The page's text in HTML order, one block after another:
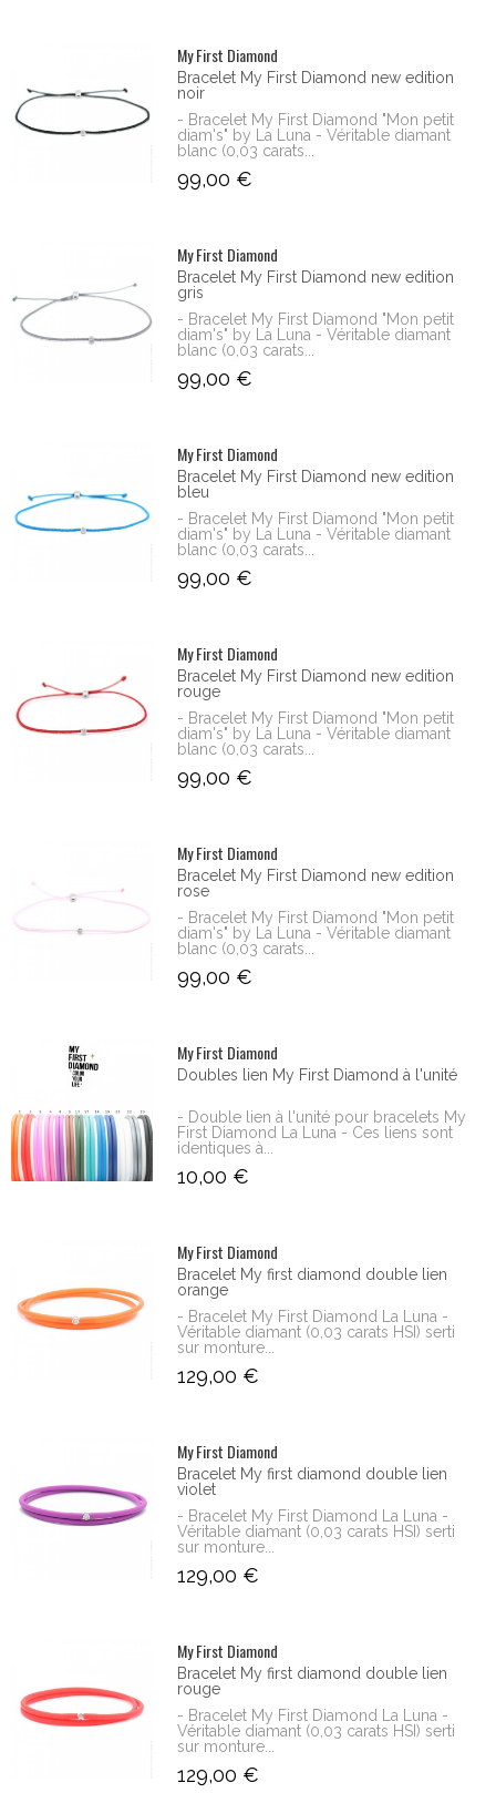
My First Diamond
Bracelet My First Diamond new edition
noir
- Bracelet My First Diamond "Mon petit
diam's" by La Luna - Véritable diamant
blanc (0,03 carats...
99,00 €
My First Diamond
Bracelet My First Diamond new edition
gris
- Bracelet My First Diamond "Mon petit
diam's" by La Luna - Véritable diamant
blanc (0,03 carats...
99,00 €
My First Diamond
Bracelet My First Diamond new edition
bleu
- Bracelet My First Diamond "Mon petit
diam's" by La Luna - Véritable diamant
blanc (0,03 carats...
99,00 €
My First Diamond
Bracelet My First Diamond new edition
rouge
- Bracelet My First Diamond "Mon petit
diam's" by La Luna - Véritable diamant
blanc (0,03 carats...
99,00 €
My First Diamond
Bracelet My First Diamond new edition
rose
- Bracelet My First Diamond "Mon petit
diam's" by La Luna - Véritable diamant
blanc (0,03 carats...
99,00 €
My First Diamond
Doubles lien My First Diamond à l'unité
- Double lien à l'unité pour bracelets My
First Diamond La Luna - Ces liens sont
identiques à...
10,00 €
My First Diamond
Bracelet My first diamond double lien
orange
- Bracelet My First Diamond La Luna -
Véritable diamant (0,03 carats HSI) serti
sur monture...
129,00 €
My First Diamond
Bracelet My first diamond double lien
violet
- Bracelet My First Diamond La Luna -
Véritable diamant (0,03 carats HSI) serti
sur monture...
129,00 €
My First Diamond
Bracelet My first diamond double lien
rouge
- Bracelet My First Diamond La Luna -
Véritable diamant (0,03 carats HSI) serti
sur monture...
129,00 €